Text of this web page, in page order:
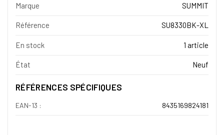
Marque SUMMIT
Référence SU8330BK-XL
En stock 1 article
État Neuf
RÉFÉRENCES SPÉCIFIQUES
EAN-13 : 8435169824181